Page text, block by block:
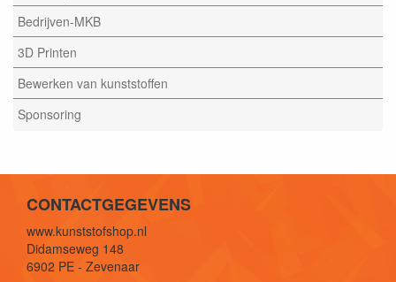
Bedrijven-MKB
3D Printen
Bewerken van kunststoffen
Sponsoring
CONTACTGEGEVENS
www.kunststofshop.nl
Didamseweg 148
6902 PE - Zevenaar